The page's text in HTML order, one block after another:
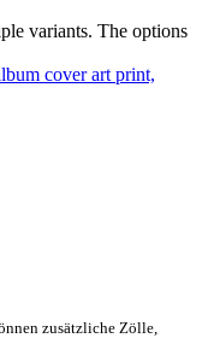
variants. The options
zusätzliche Zölle,